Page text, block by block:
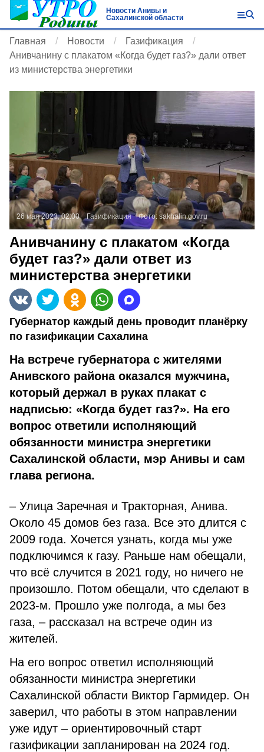
Новости Анивы и
Сахалинской области
Главная Новости
Газификация
Анивчанину с плакатом «Когда будет газ?» дали ответ
из министерства энергетики
26 мая 2023, 02:00 Газификация Фото:sakhalin.gov.ru
Анивчанину с плакатом «Когда
будет газ?» дали ответ из
министерства энергетики
Губернатор каждый день проводит планёрку
по газификации Саха­лина
На встрече губернатора с жителями
Анивского района ока­зался мужчина,
который держал в руках плакат с
надписью: «Когда будет газ?». На его
вопрос ответили исполняющий
обязанности министра энергетики
Сахалинской области, мэр Анивы и сам
глава региона.
– Улица Заречная и Тракторная, Анива.
Около 45 домов без газа. Все это длится с
2009 года. Хочется узнать, когда мы уже
подключимся к газу. Раньше нам обещали,
что всё случится в 2021 году, но ничего не
произошло. Потом обещали, что сделают в
2023-м. Прошло уже полгода, а мы без
газа, – рассказал на встрече один из
жителей.
На его вопрос ответил исполняющий
обязанности министра энергетики
Сахалинской области Виктор Гармидер. Он
заверил, что работы в этом направлении
уже идут – ориентировочный старт
газификации запланирован на 2024 год.